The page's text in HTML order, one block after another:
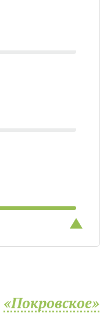
«Покровское»